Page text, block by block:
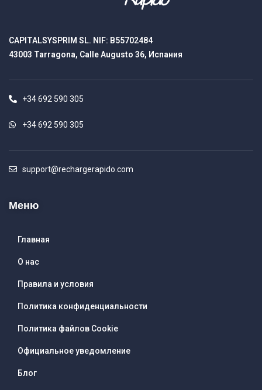
CAPITALSYSPRIM SL. NIF: B55702484
43003 Tarragona, Calle Augusto 36, Испания
+34 692 590 305
+34 692 590 305
support@rechargerapido.com
Меню
Главная
О нас
Правила и условия
Политика конфиденциальности
Политика файлов Cookie
Официальное уведомление
Блог